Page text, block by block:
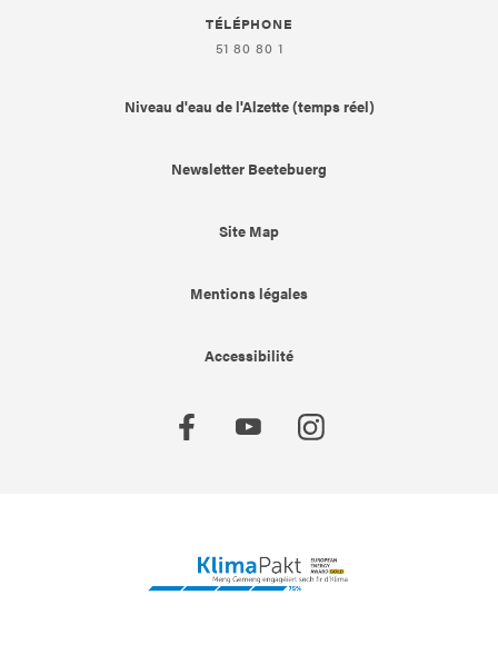
TÉLÉPHONE
51 80 80 1
Niveau d'eau de l'Alzette (temps réel)
Newsletter Beetebuerg
Site Map
Mentions légales
Accessibilité